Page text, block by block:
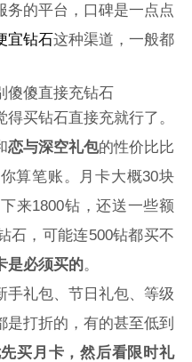
务的平台，口碑是一点点
宜钻石这种渠道，一般都
傻傻直接充钻石
买钻石直接充就行了。
恋与深空礼包的性价比比
算笔账。月卡大概30块
来1800钻，还送一些额
石，可能连500钻都买不
是必须买的。
手礼包、节日礼包、等级
打折的，有的甚至低到
买月卡，然后看限时礼